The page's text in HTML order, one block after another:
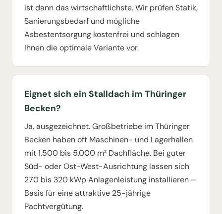
ist dann das wirtschaftlichste. Wir prüfen Statik,
Sanierungsbedarf und mögliche
Asbestentsorgung kostenfrei und schlagen
Ihnen die optimale Variante vor.
Eignet sich ein Stalldach im Thüringer
Becken?
Ja, ausgezeichnet. Großbetriebe im Thüringer
Becken haben oft Maschinen- und Lagerhallen
mit 1.500 bis 5.000 m² Dachfläche. Bei guter
Süd- oder Ost-West-Ausrichtung lassen sich
270 bis 320 kWp Anlagenleistung installieren –
Basis für eine attraktive 25-jährige
Pachtvergütung.